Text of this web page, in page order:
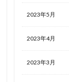
2023年5月
2023年4月
2023年3月